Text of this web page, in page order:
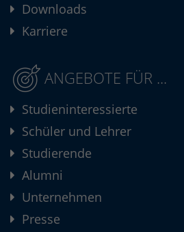
Downloads
Karriere
ANGEBOTE FÜR ...
Studieninteressierte
Schüler und Lehrer
Studierende
Alumni
Unternehmen
Presse